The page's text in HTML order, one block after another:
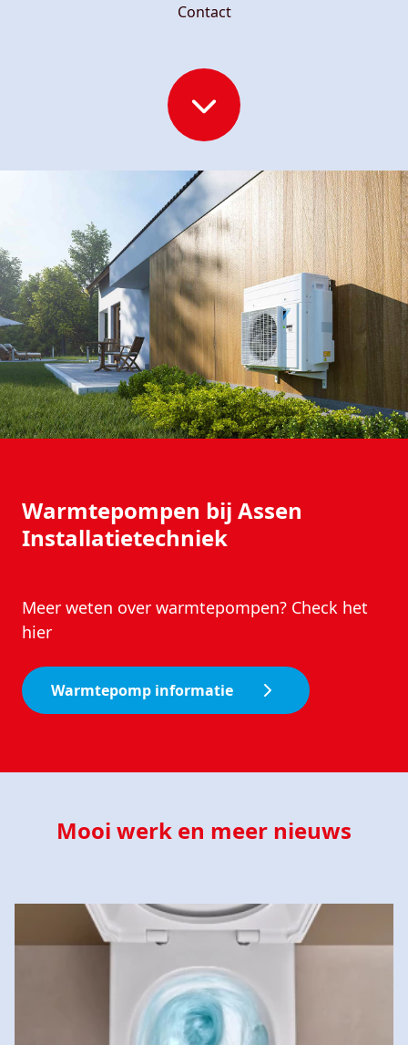
Contact
Warmtepompen bij Assen
Installatietechniek
Meer weten over warmtepompen? Check het
hier
Warmtepomp informatie
Mooi werk en meer nieuws